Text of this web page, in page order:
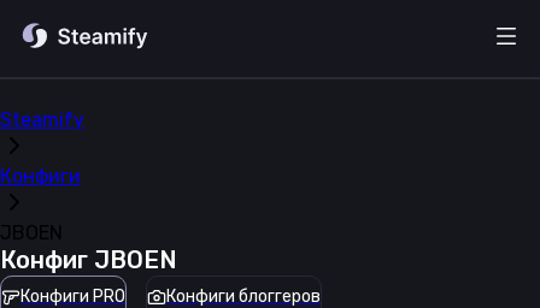
Steamify
Конфиги
JBOEN
Конфиг JBOEN
Конфиги PRO Конфиги блоггеров